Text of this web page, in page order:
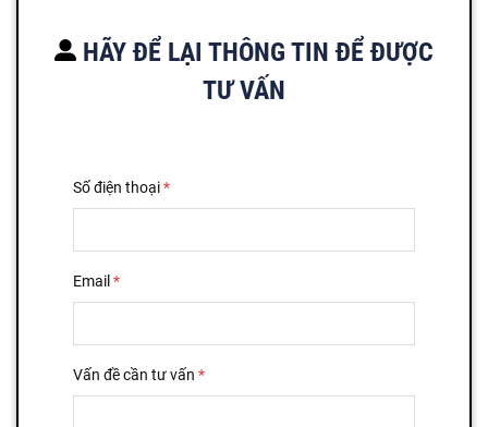
HÃY ĐỂ LẠI THÔNG TIN ĐỂ ĐƯỢC
TƯ VẤN